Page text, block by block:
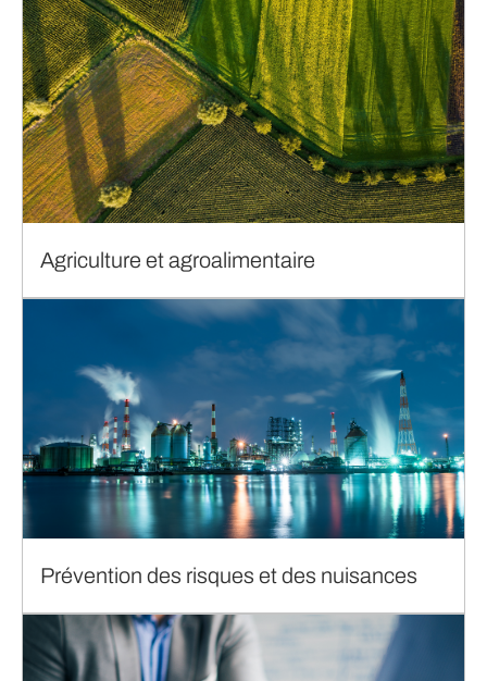
Agriculture et agroalimentaire
Prévention des risques et des nuisances